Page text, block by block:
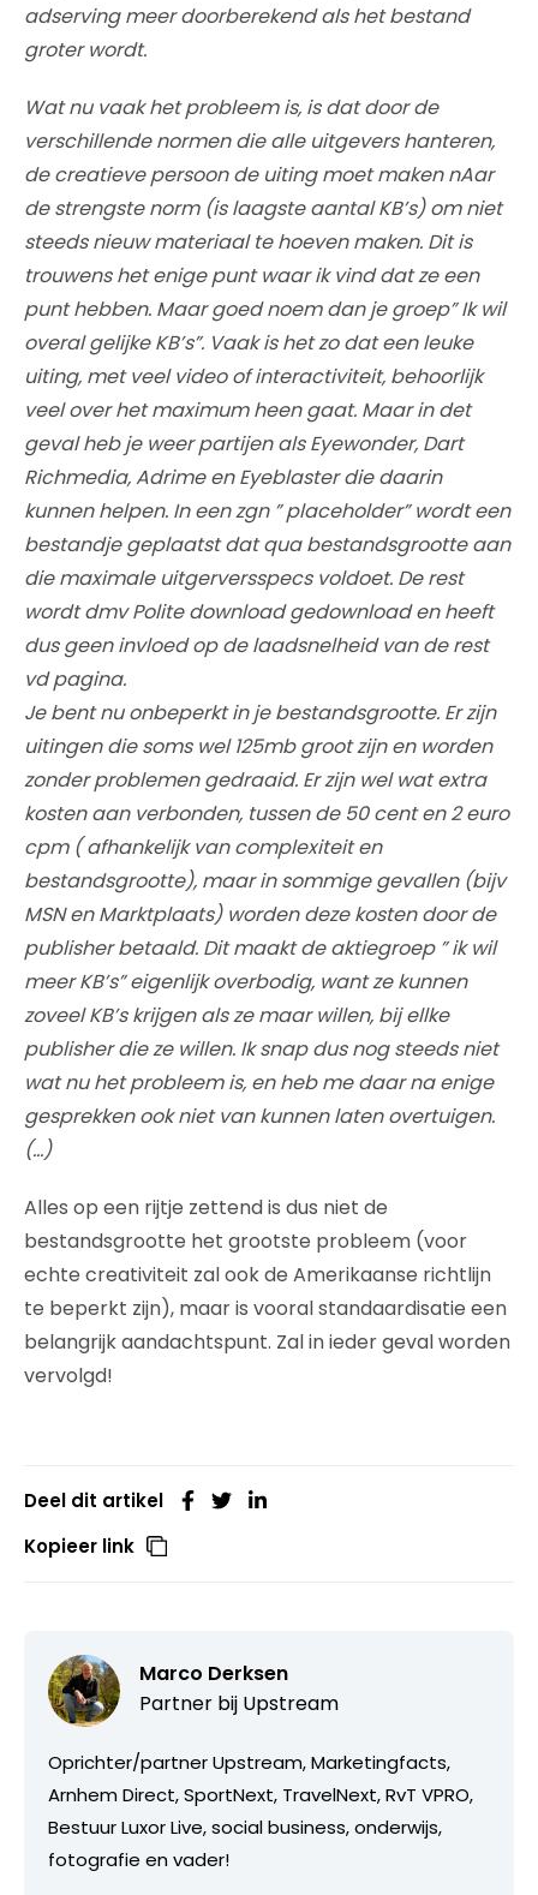
adserving meer doorberekend als het bestand
groter wordt.
Wat nu vaak het probleem is, is dat door de
verschillende normen die alle uitgevers hanteren,
de creatieve persoon de uiting moet maken nAar
de strengste norm (is laagste aantal KB’s) om niet
steeds nieuw materiaal te hoeven maken. Dit is
trouwens het enige punt waar ik vind dat ze een
punt hebben. Maar goed noem dan je groep” Ik wil
overal gelijke KB’s”. Vaak is het zo dat een leuke
uiting, met veel video of interactiviteit, behoorlijk
veel over het maximum heen gaat. Maar in det
geval heb je weer partijen als Eyewonder, Dart
Richmedia, Adrime en Eyeblaster die daarin
kunnen helpen. In een zgn ” placeholder” wordt een
bestandje geplaatst dat qua bestandsgrootte aan
die maximale uitgerversspecs voldoet. De rest
wordt dmv Polite download gedownload en heeft
dus geen invloed op de laadsnelheid van de rest
vd pagina.
Je bent nu onbeperkt in je bestandsgrootte. Er zijn
uitingen die soms wel 125mb groot zijn en worden
zonder problemen gedraaid. Er zijn wel wat extra
kosten aan verbonden, tussen de 50 cent en 2 euro
cpm ( afhankelijk van complexiteit en
bestandsgrootte), maar in sommige gevallen (bijv
MSN en Marktplaats) worden deze kosten door de
publisher betaald. Dit maakt de aktiegroep ” ik wil
meer KB’s” eigenlijk overbodig, want ze kunnen
zoveel KB’s krijgen als ze maar willen, bij ellke
publisher die ze willen. Ik snap dus nog steeds niet
wat nu het probleem is, en heb me daar na enige
gesprekken ook niet van kunnen laten overtuigen.
(…)
Alles op een rijtje zettend is dus niet de
bestandsgrootte het grootste probleem (voor
echte creativiteit zal ook de Amerikaanse richtlijn
te beperkt zijn), maar is vooral standaardisatie een
belangrijk aandachtspunt. Zal in ieder geval worden
vervolgd!
Deel dit artikel
Kopieer link
Marco Derksen
Partner bij Upstream
Oprichter/partner Upstream, Marketingfacts,
Arnhem Direct, SportNext, TravelNext, RvT VPRO,
Bestuur Luxor Live, social business, onderwijs,
fotografie en vader!